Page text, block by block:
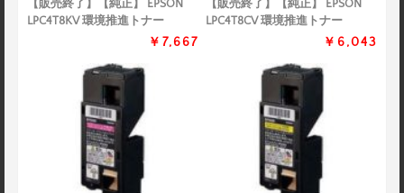
【販売終了】【純正】 EPSON
LPC4T8KV 環境推進トナー
￥7,667
【販売終了】【純正】 EPSON
LPC4T8CV 環境推進トナー
￥6,043